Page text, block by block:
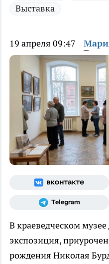
Выставка
19 апреля 09:47
В краеведческом
экспозиция,
рождения Николая